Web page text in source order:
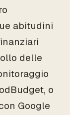
abitudini
delle
o
Google